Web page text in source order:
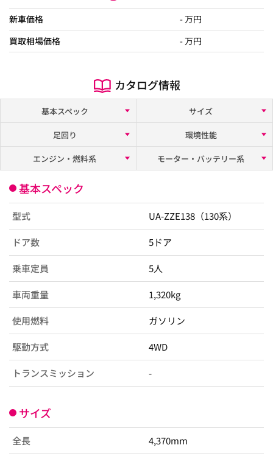
新車価格
- 万円
買取相場価格
- 万円
カタログ情報
基本スペック
サイズ
足回り
環境性能
エンジン・燃料系
モーター・バッテリー系
基本スペック
型式 UA-ZZE138（130系）
ドア数 5ドア
乗車定員 5人
車両重量 1,320kg
使用燃料 ガソリン
駆動方式 4WD
トランスミッション -
サイズ
全長 4,370mm